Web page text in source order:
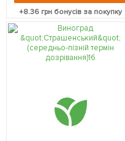
+8.36 грн бонусів за покупку